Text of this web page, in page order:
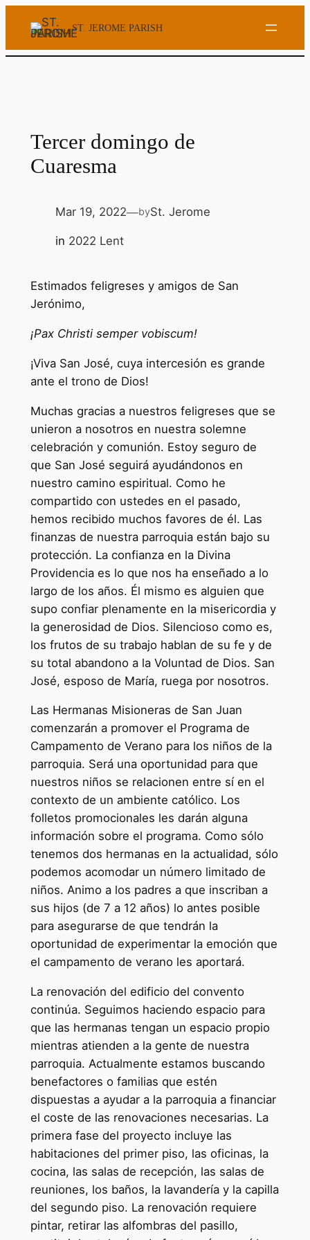
content
ST. JEROME PARISH
Tercer domingo de
Cuaresma
Mar 19, 2022—bySt. Jerome
in 2022 Lent
Estimados feligreses y amigos de San
Jerónimo,
¡Pax Christi semper vobiscum!
¡Viva San José, cuya intercesión es grande
ante el trono de Dios!
Muchas gracias a nuestros feligreses que se
unieron a nosotros en nuestra solemne
celebración y comunión. Estoy seguro de
que San José seguirá ayudándonos en
nuestro camino espiritual. Como he
compartido con ustedes en el pasado,
hemos recibido muchos favores de él. Las
finanzas de nuestra parroquia están bajo su
protección. La confianza en la Divina
Providencia es lo que nos ha enseñado a lo
largo de los años. Él mismo es alguien que
supo confiar plenamente en la misericordia y
la generosidad de Dios. Silencioso como es,
los frutos de su trabajo hablan de su fe y de
su total abandono a la Voluntad de Dios. San
José, esposo de María, ruega por nosotros.
Las Hermanas Misioneras de San Juan
comenzarán a promover el Programa de
Campamento de Verano para los niños de la
parroquia. Será una oportunidad para que
nuestros niños se relacionen entre sí en el
contexto de un ambiente católico. Los
folletos promocionales les darán alguna
información sobre el programa. Como sólo
tenemos dos hermanas en la actualidad, sólo
podemos acomodar un número limitado de
niños. Animo a los padres a que inscriban a
sus hijos (de 7 a 12 años) lo antes posible
para asegurarse de que tendrán la
oportunidad de experimentar la emoción que
el campamento de verano les aportará.
La renovación del edificio del convento
continúa. Seguimos haciendo espacio para
que las hermanas tengan un espacio propio
mientras atienden a la gente de nuestra
parroquia. Actualmente estamos buscando
benefactores o familias que estén
dispuestas a ayudar a la parroquia a financiar
el coste de las renovaciones necesarias. La
primera fase del proyecto incluye las
habitaciones del primer piso, las oficinas, la
cocina, las salas de recepción, las salas de
reuniones, los baños, la lavandería y la capilla
del segundo piso. La renovación requiere
pintar, retirar las alfombras del pasillo,